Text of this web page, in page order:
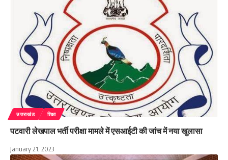
उत्तराखंड शिक्षा
पटवारी लेखपाल भर्ती परीक्षा मामले में एसआईटी की जांच में नया खुलासा
January 21, 2023